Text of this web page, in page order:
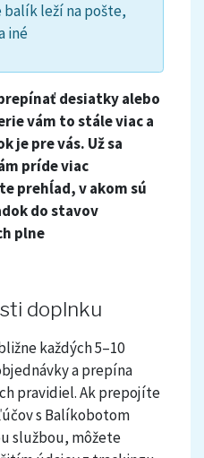
balík leží na pošte,
iné
desiatky alebo
vám to stále viac a
je pre vás. Už sa
príde viac
prehĺad, v akom sú
do stavov
plne
doplnku
každých 5–10
a prepína
pravidiel. Ak prepojíte
s Balíkobotom
službou, môžete